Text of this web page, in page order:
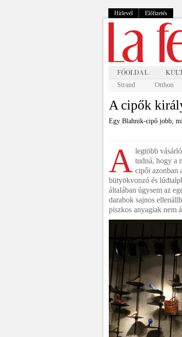
Hírlevél Előfizetés
Strand Otthon
A cipők
Egy Blahnik-cipő jobb,
A legtöbb
tudná, hogy a
cipői azonban
bütyökvonzó és
általában úgysem az
darabok sajnos
piszkos anyagiak nem